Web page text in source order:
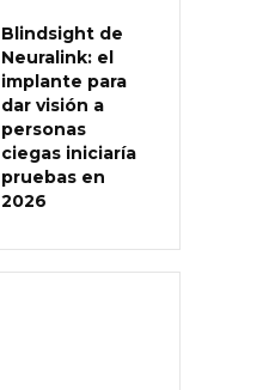
Blindsight de
Neuralink: el
implante para
dar visión a
personas
ciegas iniciaría
pruebas en
2026